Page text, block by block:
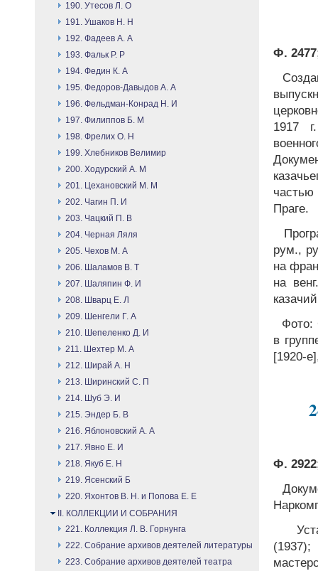
190. Утесов Л. О
191. Ушаков Н. Н
192. Фадеев А. А
193. Фальк Р. Р
194. Федин К. А
195. Федоров-Давыдов А. А
196. Фельдман-Конрад Н. И
197. Филиппов Б. М
198. Фрелих О. Н
199. Хлебников Велимир
200. Ходурский А. М
201. Цехановский М. М
202. Чагин П. И
203. Чацкий П. В
204. Черная Ляля
205. Чехов М. А
206. Шаламов В. Т
207. Шаляпин Ф. И
208. Шварц Е. Л
209. Шенгели Г. А
210. Шепеленко Д. И
211. Шехтер М. А
212. Ширай А. Н
213. Ширинский С. П
214. Шуб Э. И
215. Эндер Б. В
216. Яблоновский А. А
217. Явно Е. И
218. Якуб Е. Н
219. Ясенский Б
220. Яхонтов В. Н. и Попова Е. Е
II. КОЛЛЕКЦИИ И СОБРАНИЯ
221. Коллекция Л. В. Горнунга
222. Собрание архивов деятелей литературы
223. Собрание архивов деятелей театра
Ф.
1917
частью
Праге.
рум.,
на
на
Фото:
в
[1920-
Ф.